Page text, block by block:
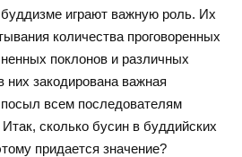
буддизме играют важную роль. Их
количества проговоренных
поклонов и различных
них закодирована важная
всем последователям
сколько бусин в буддийских
придается значение?